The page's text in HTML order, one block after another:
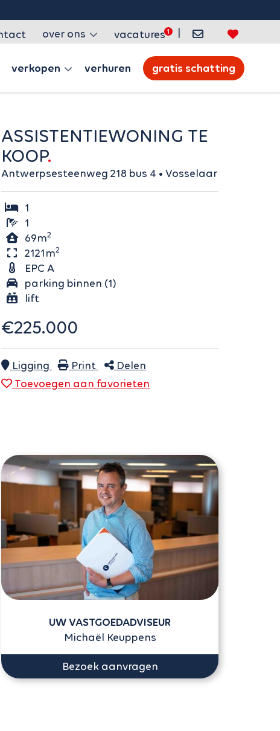
over ons vacatures |
verkopen verhuren gratis schatting
ASSISTENTIEWONING TE
KOOP
Antwerpsesteenweg 218 bus 4 • Vosselaar
1
1
69m2
2121m2
EPC A
parking binnen (1)
lift
€225.000
Ligging Print
Delen
Toevoegen aan favorieten
UW VASTGOEDADVISEUR
Michaël Keuppens
Bezoek aanvragen